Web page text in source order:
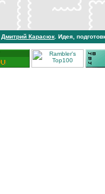
Дмитрий Карасюк . Идея,